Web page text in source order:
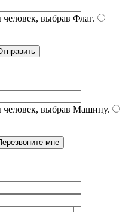
выбрав Флаг.
выбрав Машину.